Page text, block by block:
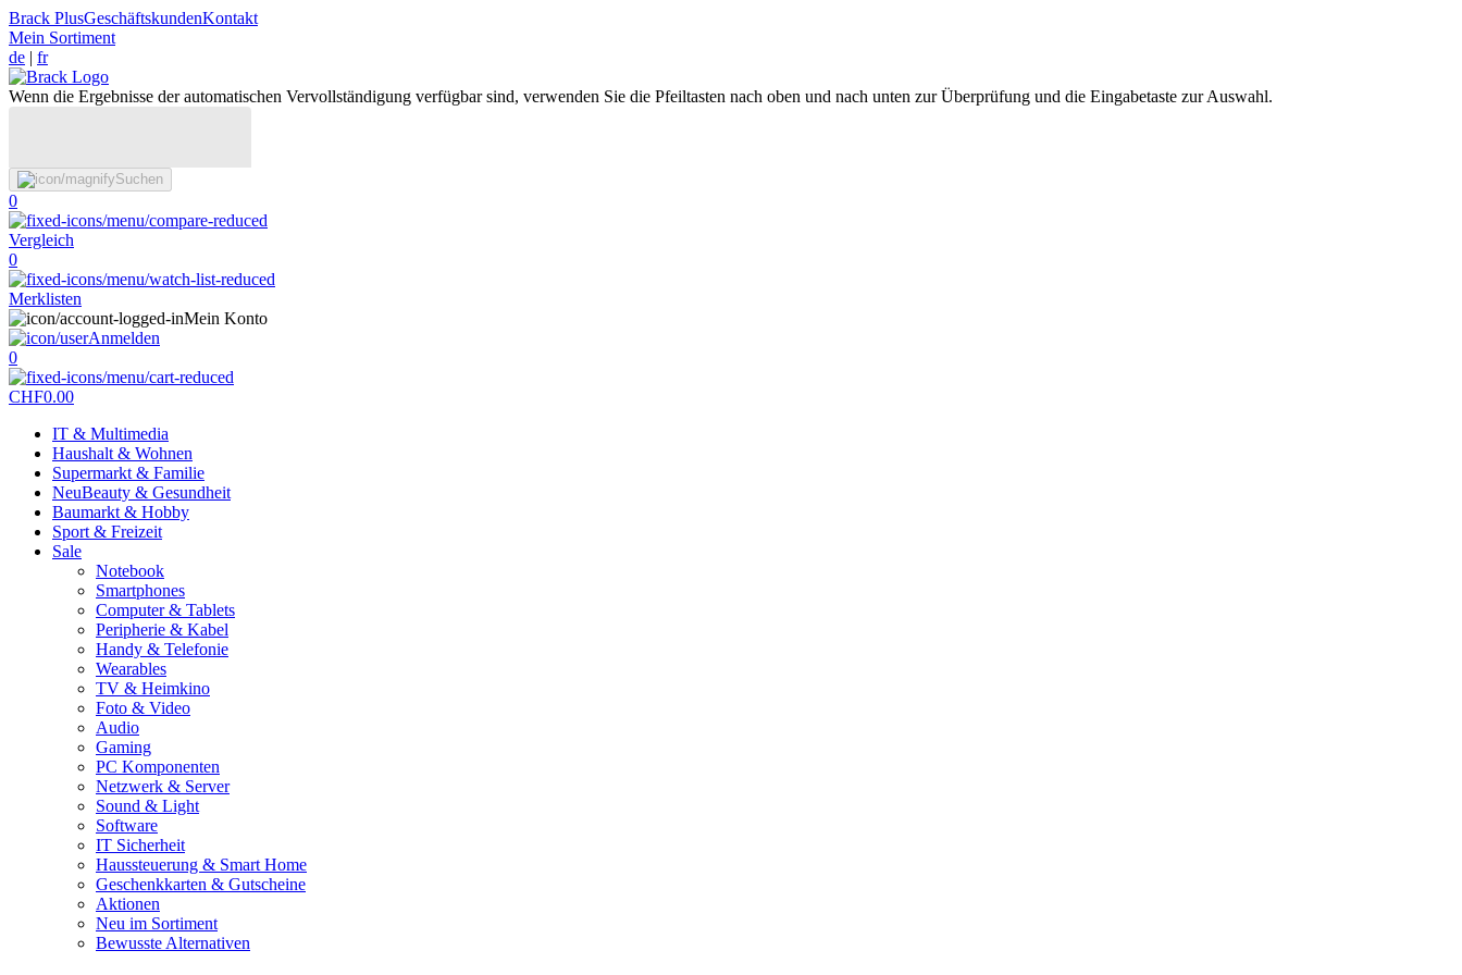
Brack PlusGeschäftskundenKontakt
Mein Sortiment
de | fr
Wenn die Ergebnisse der automatischen Vervollständigung verfügbar sind, verwenden Sie die Pfeiltasten nach oben und nach unten zur Überprüfung und die Eingabetaste zur Auswahl.
Suchen
0
Vergleich
0
Merklisten
Mein Konto
Anmelden
0
CHF0.00
IT & Multimedia
Haushalt & Wohnen
Supermarkt & Familie
NeuBeauty & Gesundheit
Baumarkt & Hobby
Sport & Freizeit
Sale
Notebook
Smartphones
Computer & Tablets
Peripherie & Kabel
Handy & Telefonie
Wearables
TV & Heimkino
Foto & Video
Audio
Gaming
PC Komponenten
Netzwerk & Server
Sound & Light
Software
IT Sicherheit
Haussteuerung & Smart Home
Geschenkkarten & Gutscheine
Aktionen
Neu im Sortiment
Bewusste Alternativen